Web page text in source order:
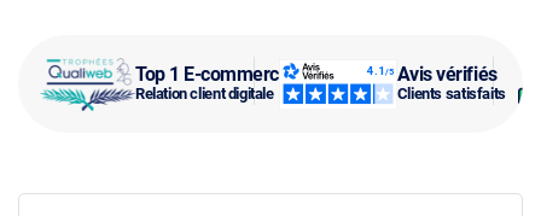
Top 1 E-commerce
Relation client digitale
Avis vérifiés
Clients satisfaits